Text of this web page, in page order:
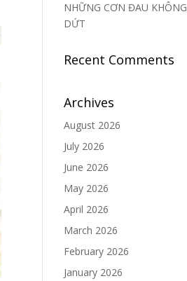
NHỮNG CƠN ĐAU KHÔNG
DỨT
Recent Comments
Archives
August 2026
July 2026
June 2026
May 2026
April 2026
March 2026
February 2026
January 2026